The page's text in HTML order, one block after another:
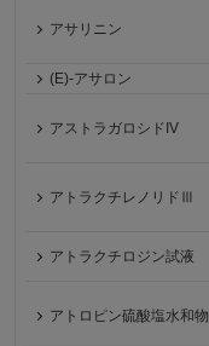
アサリニン
(E)-アサロン
アストラガロシドIV
アトラクチレノリドⅢ
アトラクチロジン試液
アトロピン硫酸塩水和物